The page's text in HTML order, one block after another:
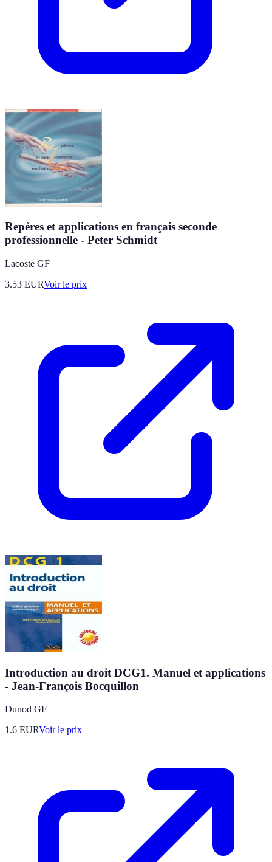
Repères et applications en français seconde
professionnelle - Peter Schmidt
Lacoste GF
3.53 EURVoir le prix
Introduction au droit DCG1. Manuel et applications
- Jean-François Bocquillon
Dunod GF
1.6 EURVoir le prix